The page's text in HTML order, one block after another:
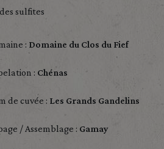
sulfites
: Domaine du Clos du Fief
: Chénas
de cuvée : Les Grands Gandelins
/ Assemblage : Gamay